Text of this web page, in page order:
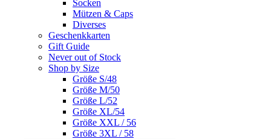
Socken
Mützen & Caps
Diverses
Geschenkkarten
Gift Guide
Never out of Stock
Shop by Size
Größe S/48
Größe M/50
Größe L/52
Größe XL/54
Größe XXL / 56
Größe 3XL / 58